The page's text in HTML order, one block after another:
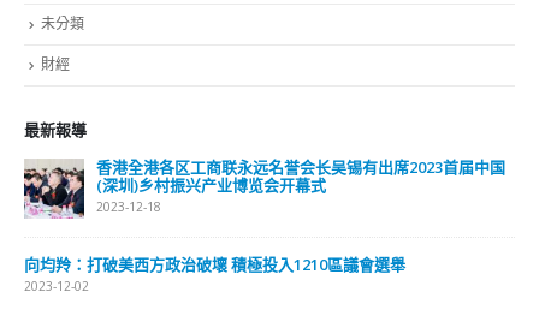
未分類
財經
最新報導
香港全港各区工商联永远名誉会长吴锡有出席2023首届中国
(深圳)乡村振兴产业博览会开幕式
2023-12-18
向均羚：打破美西方政治破壞 積極投入1210區議會選舉
2023-12-02